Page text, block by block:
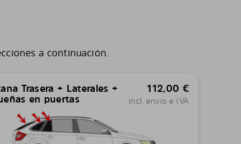
a continuación.
Trasera + Laterales +
en puertas
112,00 €
incl. envío e IVA